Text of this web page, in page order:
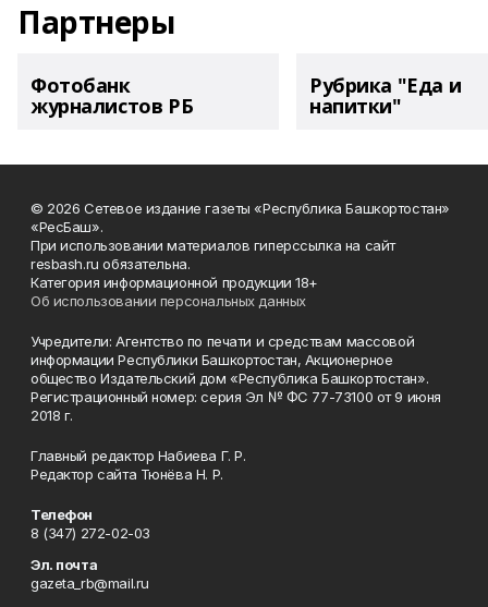
Партнеры
Фотобанк
журналистов РБ
Рубрика "Еда и
напитки"
© 2026 Сетевое издание газеты «Республика Башкортостан»
«РесБаш».
При использовании материалов гиперссылка на сайт
resbash.ru обязательна.
Категория информационной продукции 18+
Об использовании персональных данных
Учредители: Агентство по печати и средствам массовой
информации Республики Башкортостан, Акционерное
общество Издательский дом «Республика Башкортостан».
Регистрационный номер: серия Эл № ФС 77-73100 от 9 июня
2018 г.
Главный редактор Набиева Г. Р.
Редактор сайта Тюнёва Н. Р.
Телефон
8 (347) 272-02-03
Эл. почта
gazeta_rb@mail.ru